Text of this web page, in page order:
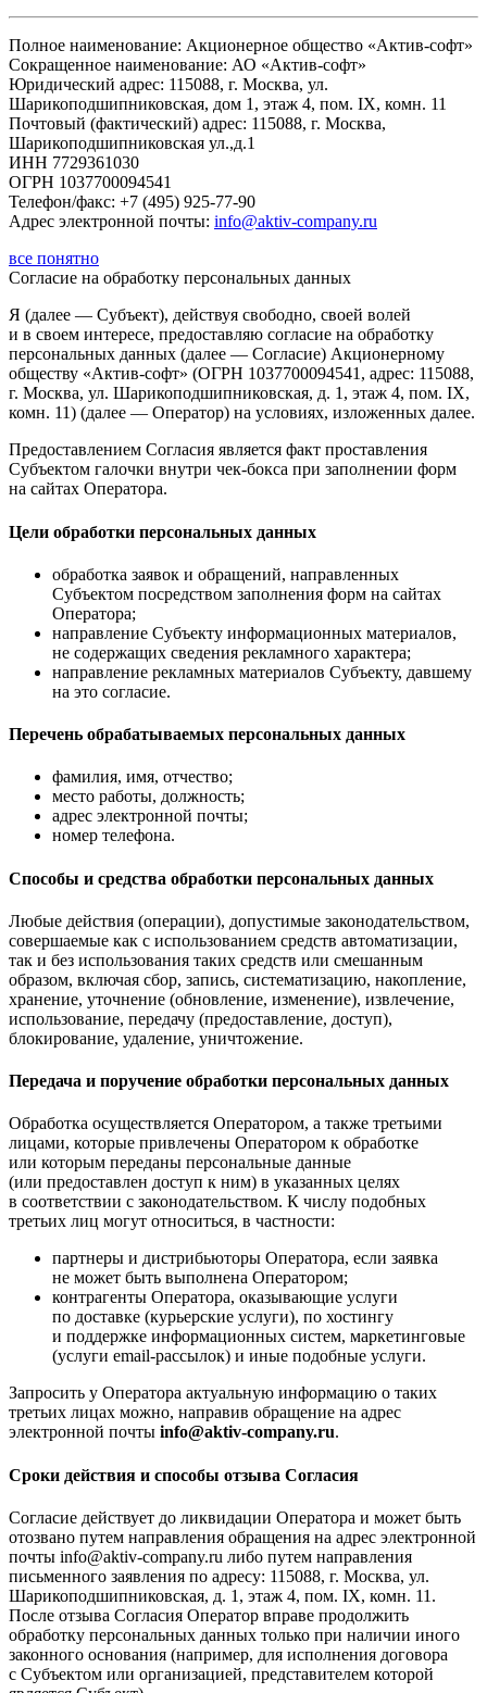
Полное наименование: Акционерное общество «Актив-софт»
Сокращенное наименование: АО «Актив-софт»
Юридический адрес: 115088, г. Москва, ул.
Шарикоподшипниковская, дом 1, этаж 4, пом. IX, комн. 11
Почтовый (фактический) адрес: 115088, г. Москва,
Шарикоподшипниковская ул.,д.1
ИНН 7729361030
ОГРН 1037700094541
Телефон/факс: +7 (495) 925-77-90
Адрес электронной почты: info@aktiv-company.ru
все понятно
Согласие на обработку персональных данных
Я (далее — Субъект), действуя свободно, своей волей
и в своем интересе, предоставляю согласие на обработку
персональных данных (далее — Согласие) Акционерному
обществу «Актив-софт» (ОГРН 1037700094541, адрес: 115088,
г. Москва, ул. Шарикоподшипниковская, д. 1, этаж 4, пом. IX,
комн. 11) (далее — Оператор) на условиях, изложенных далее.
Предоставлением Согласия является факт проставления
Субъектом галочки внутри чек-бокса при заполнении форм
на сайтах Оператора.
Цели обработки персональных данных
обработка заявок и обращений, направленных
Субъектом посредством заполнения форм на сайтах
Оператора;
направление Субъекту информационных материалов,
не содержащих сведения рекламного характера;
направление рекламных материалов Субъекту, давшему
на это согласие.
Перечень обрабатываемых персональных данных
фамилия, имя, отчество;
место работы, должность;
адрес электронной почты;
номер телефона.
Способы и средства обработки персональных данных
Любые действия (операции), допустимые законодательством,
совершаемые как с использованием средств автоматизации,
так и без использования таких средств или смешанным
образом, включая сбор, запись, систематизацию, накопление,
хранение, уточнение (обновление, изменение), извлечение,
использование, передачу (предоставление, доступ),
блокирование, удаление, уничтожение.
Передача и поручение обработки персональных данных
Обработка осуществляется Оператором, а также третьими
лицами, которые привлечены Оператором к обработке
или которым переданы персональные данные
(или предоставлен доступ к ним) в указанных целях
в соответствии с законодательством. К числу подобных
третьих лиц могут относиться, в частности:
партнеры и дистрибьюторы Оператора, если заявка
не может быть выполнена Оператором;
контрагенты Оператора, оказывающие услуги
по доставке (курьерские услуги), по хостингу
и поддержке информационных систем, маркетинговые
(услуги email-рассылок) и иные подобные услуги.
Запросить у Оператора актуальную информацию о таких
третьих лицах можно, направив обращение на адрес
электронной почты info@aktiv-company.ru.
Сроки действия и способы отзыва Согласия
Cогласие действует до ликвидации Оператора и может быть
отозвано путем направления обращения на адрес электронной
почты info@aktiv-company.ru либо путем направления
письменного заявления по адресу: 115088, г. Москва, ул.
Шарикоподшипниковская, д. 1, этаж 4, пом. IX, комн. 11.
После отзыва Согласия Оператор вправе продолжить
обработку персональных данных только при наличии иного
законного основания (например, для исполнения договора
с Субъектом или организацией, представителем которой